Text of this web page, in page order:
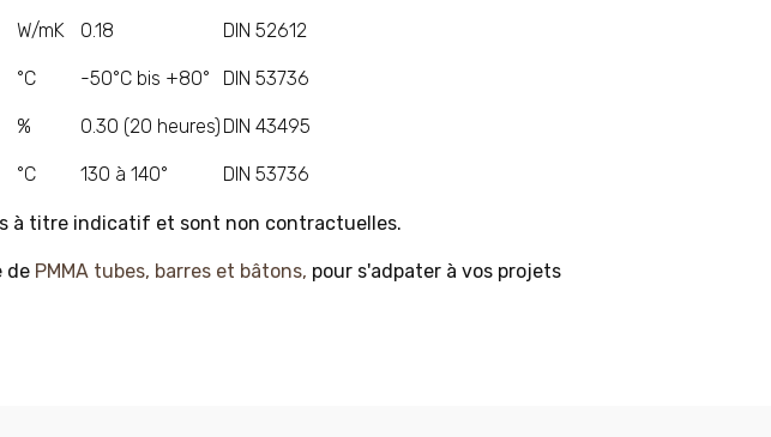
W/mK
°C
%
°C
0.18
-50°C bis +80°
0.30 (20 heures)
130 à 140°
DIN 52612
DIN 53736
DIN 43495
DIN 53736
à titre indicatif et sont non contractuelles.
de PMMA tubes, barres et bâtons, pour s'adpater à vos projets